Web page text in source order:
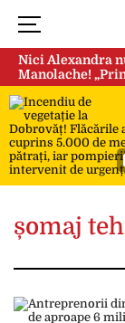
Nici Alexandra
Manolache!
după doi ani de
șomaj